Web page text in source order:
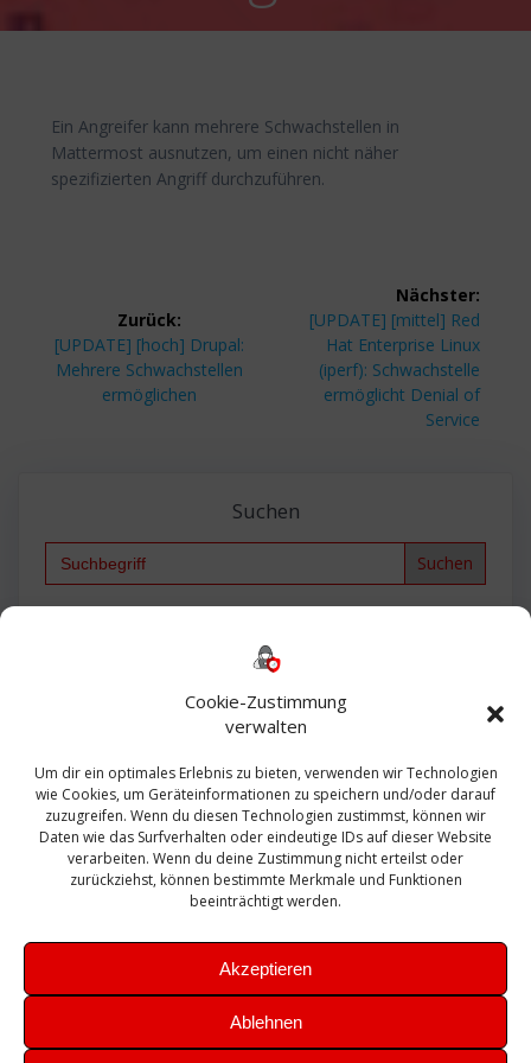
Cookie-Zustimmung
verwalten
Um dir ein optimales Erlebnis zu bieten, verwenden wir Technologien
wie Cookies, um Geräteinformationen zu speichern und/oder darauf
zuzugreifen. Wenn du diesen Technologien zustimmst, können wir
Daten wie das Surfverhalten oder eindeutige IDs auf dieser Website
verarbeiten. Wenn du deine Zustimmung nicht erteilst oder
zurückziehst, können bestimmte Merkmale und Funktionen
beeinträchtigt werden.
Akzeptieren
Ablehnen
Ein Angreifer kann mehrere Schwachstellen in
Mattermost ausnutzen, um einen nicht näher
spezifizierten Angriff durchzuführen.
Zurück:
Vorheriger
Beitrag:
[UPDATE] [hoch] Drupal:
Mehrere Schwachstellen
ermöglichen
Nächster:
Nächster
Beitrag:
[UPDATE] [mittel] Red
Hat Enterprise Linux
(iperf): Schwachstelle
ermöglicht Denial of
Service
Suchen
Search
Bautagebuch
Exchange firewall Fritzbox
Microsoft
Sanierung SBS Security Server Sicherheit
Sicherung SIEM Sophos SSL Ubuntu
Update Upgrade UTM VCenter VCSA Veeam
VMWare VPN WAZUH Windows
Zertifikat